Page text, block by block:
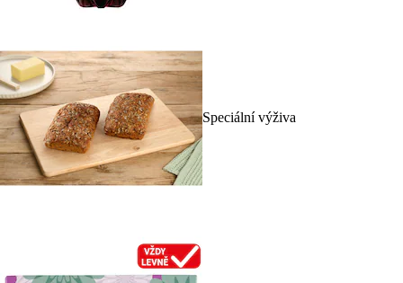
Speciální výživa